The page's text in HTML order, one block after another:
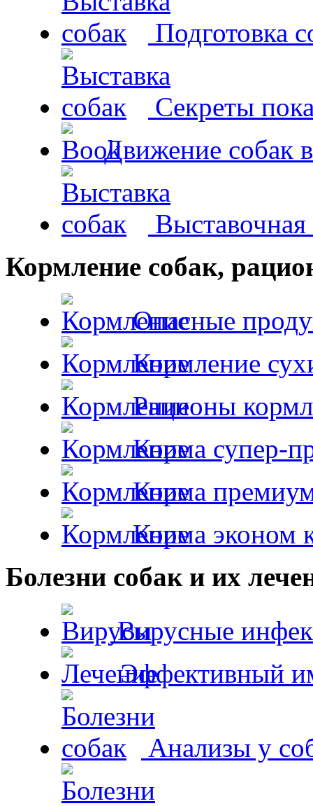
Подготовка
Секреты
Движение собак
Выставочная
Кормление собак,
Опасные
Кормление
Рационы
Корма супер-
Корма премиум
Корма эконом
Болезни собак и их
Вирусные
Эффективный
Анализы у